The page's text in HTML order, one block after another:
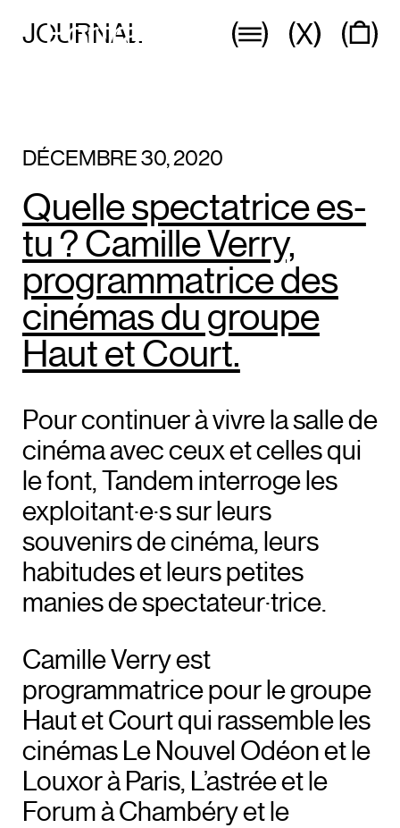
JOURNAL
Portrait
DÉCEMBRE 30, 2020
Quelle spectatrice es-
tu ? Camille Verry,
programmatrice des
cinémas du groupe
Haut et Court.
Pour continuer à vivre la salle de
cinéma avec ceux et celles qui
le font, Tandem interroge les
exploitant·e·s sur leurs
souvenirs de cinéma, leurs
habitudes et leurs petites
manies de spectateur·trice.
Camille Verry est
programmatrice pour le groupe
Haut et Court qui rassemble les
cinémas Le Nouvel Odéon et le
Louxor à Paris, L’astrée et le
Forum à Chambéry et le